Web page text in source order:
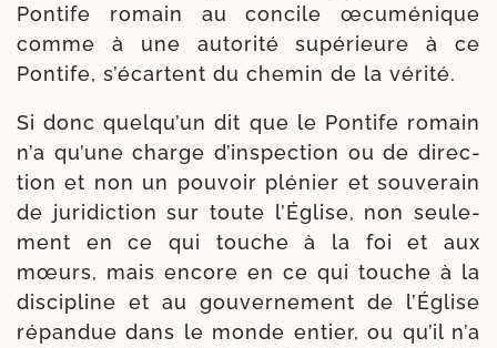
Pontife romain au concile œcu­mé­nique
comme à une auto­ri­té supé­rieure à ce
Pontife, s’é­cartent du che­min de la vérité.
Si donc quel­qu’un dit que le Pontife romain
n’a qu’une charge d’ins­pec­tion ou de direc­
tion et non un pou­voir plé­nier et sou­ve­rain
de juri­dic­tion sur toute l’Église, non seule­
ment en ce qui touche à la foi et aux
mœurs, mais encore en ce qui touche à la
dis­ci­pline et au gou­ver­ne­ment de l’Église
répan­due dans le monde entier, ou qu’il n’a